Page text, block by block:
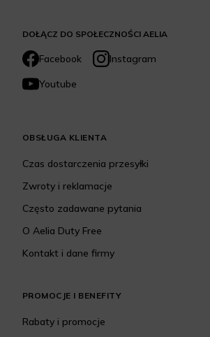
DOŁĄCZ DO SPOŁECZNOŚCI AELIA
Facebook
Instagram
Youtube
OBSŁUGA KLIENTA
Czas dostarczenia przesyłki
Zwroty i reklamacje
Często zadawane pytania
O Aelia Duty Free
Kontakt i dane firmy
PROMOCJE I BENEFITY
Rabaty i promocje